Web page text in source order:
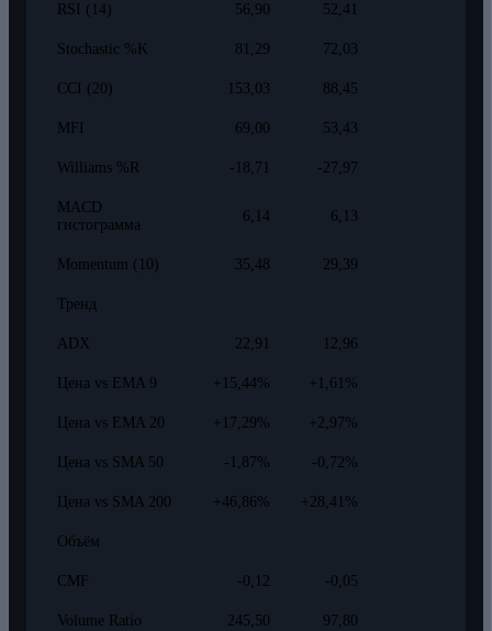
RSI (14) 56,90 52,41
Stochastic %K 81,29 72,03
CCI (20) 153,03 88,45
MFI 69,00 53,43
Williams %R -18,71 -27,97
MACD
гистограмма
6,14 6,13
Momentum (10) 35,48 29,39
Тренд
ADX 22,91 12,96
Цена vs EMA 9 +15,44% +1,61%
Цена vs EMA 20 +17,29% +2,97%
Цена vs SMA 50 -1,87% -0,72%
Цена vs SMA 200 +46,86% +28,41%
Объём
CMF -0,12 -0,05
Volume Ratio 245,50 97,80